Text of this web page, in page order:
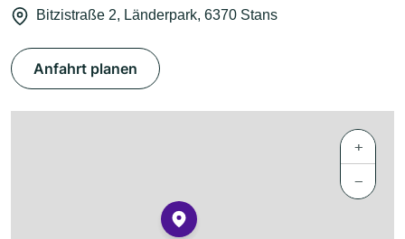
Bitzistraße 2, Länderpark, 6370 Stans
Anfahrt planen
+
−